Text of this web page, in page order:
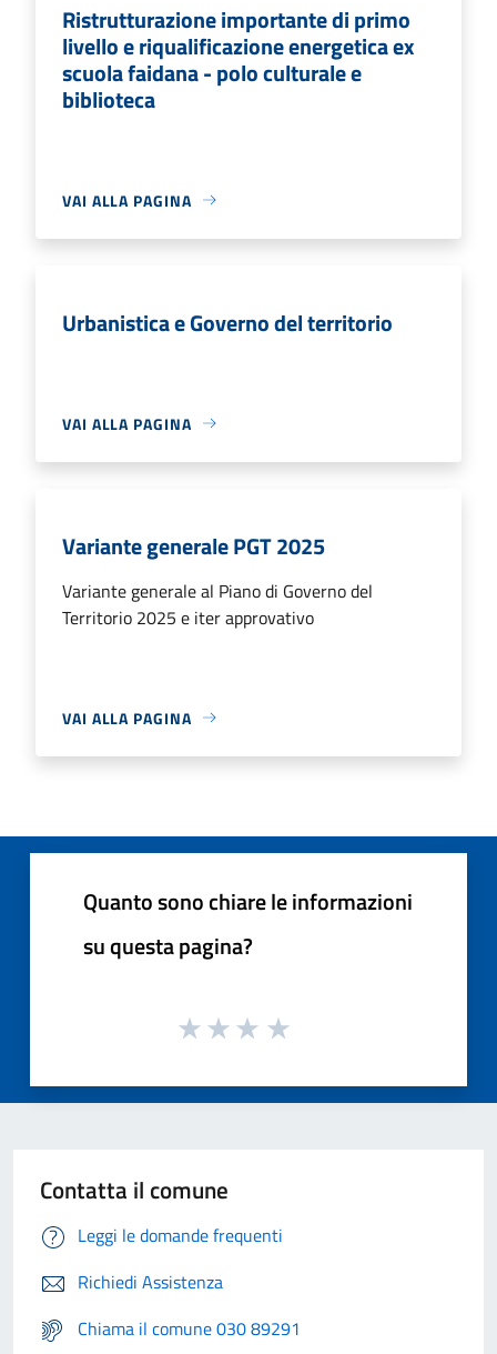
Ristrutturazione importante di primo
livello e riqualificazione energetica ex
scuola faidana - polo culturale e
biblioteca
VAI ALLA PAGINA
Urbanistica e Governo del territorio
VAI ALLA PAGINA
Variante generale PGT 2025
Variante generale al Piano di Governo del
Territorio 2025 e iter approvativo
VAI ALLA PAGINA
Quanto sono chiare le informazioni
su questa pagina?
Contatta il comune
Leggi le domande frequenti
Richiedi Assistenza
Chiama il comune 030 89291